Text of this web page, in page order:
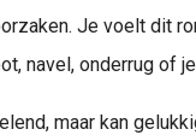
Je voelt dit
navel, onderrug of
maar kan